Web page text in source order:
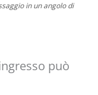
in un angolo di
può